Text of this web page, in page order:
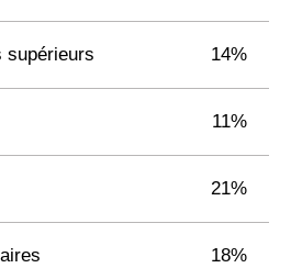
supérieurs 14%
11%
21%
18%